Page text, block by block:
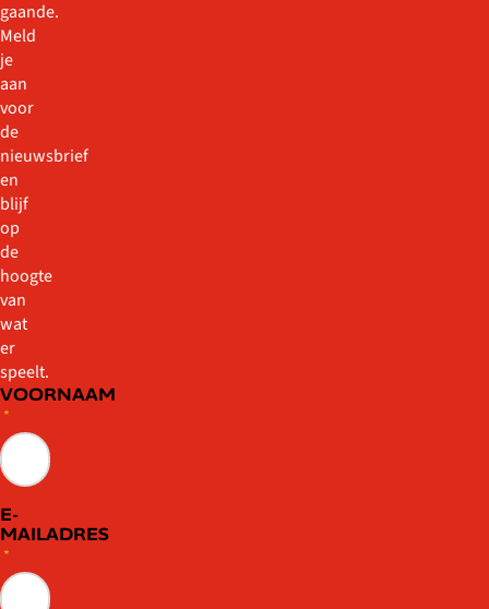
gaande.
Meld
je
aan
voor
de
nieuwsbrief
en
blijf
op
de
hoogte
van
wat
er
speelt.
VOORNAAM
*
E-
MAILADRES
*